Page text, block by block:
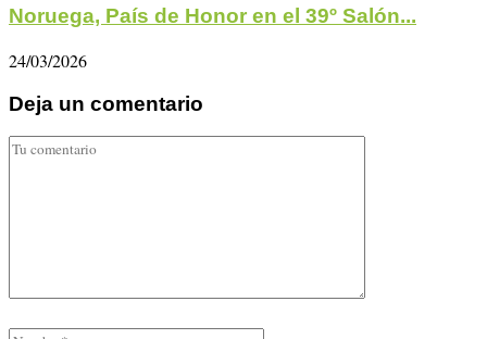
Noruega, País de Honor en el 39º Salón...
24/03/2026
Deja un comentario